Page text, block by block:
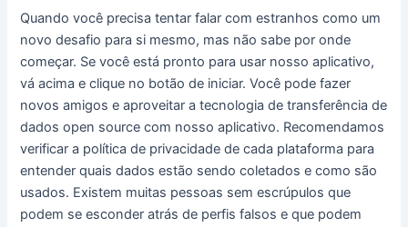
Quando você precisa tentar falar com estranhos como um
novo desafio para si mesmo, mas não sabe por onde
começar. Se você está pronto para usar nosso aplicativo,
vá acima e clique no botão de iniciar. Você pode fazer
novos amigos e aproveitar a tecnologia de transferência de
dados open source com nosso aplicativo. Recomendamos
verificar a política de privacidade de cada plataforma para
entender quais dados estão sendo coletados e como são
usados. Existem muitas pessoas sem escrúpulos que
podem se esconder atrás de perfis falsos e que podem